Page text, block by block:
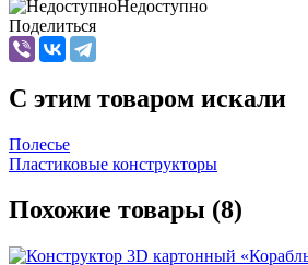
Недоступно
Поделиться
C этим товаром искали
Полесье
Пластиковые конструкторы
Похожие товары (8)